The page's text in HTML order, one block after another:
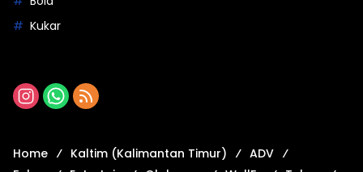
Kukar
Home Kaltim (Kalimantan Timur)
ADV